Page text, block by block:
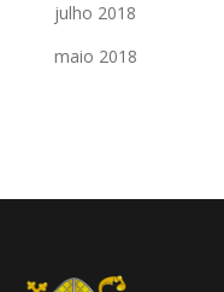
julho 2018
maio 2018